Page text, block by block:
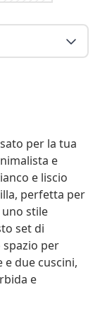
per la tua
e
e liscio
perfetta per
stile
set di
per
due cuscini,
e